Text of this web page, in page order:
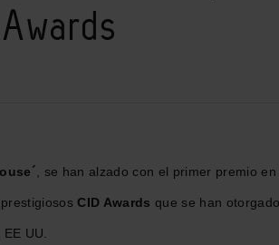
, se han alzado con el primer premio en
CID Awards que se han
UU.